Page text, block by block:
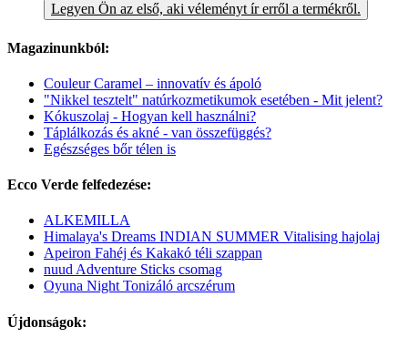
Legyen Ön az első, aki véleményt ír erről a termékről.
Magazinunkból:
Couleur Caramel – innovatív és ápoló
"Nikkel tesztelt" natúrkozmetikumok esetében - Mit jelent?
Kókuszolaj - Hogyan kell használni?
Táplálkozás és akné - van összefüggés?
Egészséges bőr télen is
Ecco Verde felfedezése:
ALKEMILLA
Himalaya's Dreams INDIAN SUMMER Vitalising hajolaj
Apeiron Fahéj és Kakakó téli szappan
nuud Adventure Sticks csomag
Oyuna Night Tonizáló arcszérum
Újdonságok: